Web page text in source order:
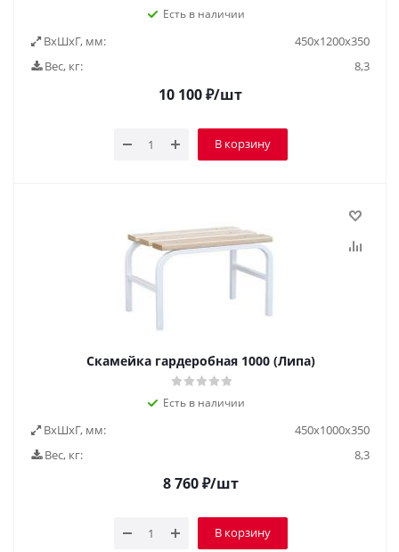
Есть в наличии
ВxШxГ, мм:
450х1200х350
Вес, кг:
8,3
10 100₽/шт
В корзину
Скамейка гардеробная 1000 (Липа)
Есть в наличии
ВxШxГ, мм:
450х1000х350
Вес, кг:
8,3
8 760₽/шт
В корзину